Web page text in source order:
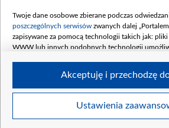
© 2026 Telewizja Polska S. A.
Twoje dane osobowe zbierane podczas
poszczególnych serwisów zwanych dalej
zapisywane za pomocą technologii takich jak:
WWW lub innych podobnych technologii
Twoje dane osobowe zbierane podczas
Ustawienia
Akceptuję i przechodzę